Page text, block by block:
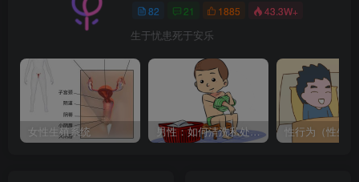
82 21 1885 43.3W+
生于忧患死于安乐
女性生殖系统 男性：如何清洗私处？不清洗可能要做手术割了